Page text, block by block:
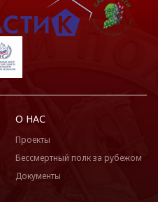
О НАС
Проекты
Бессмертный полк за рубежом
Документы